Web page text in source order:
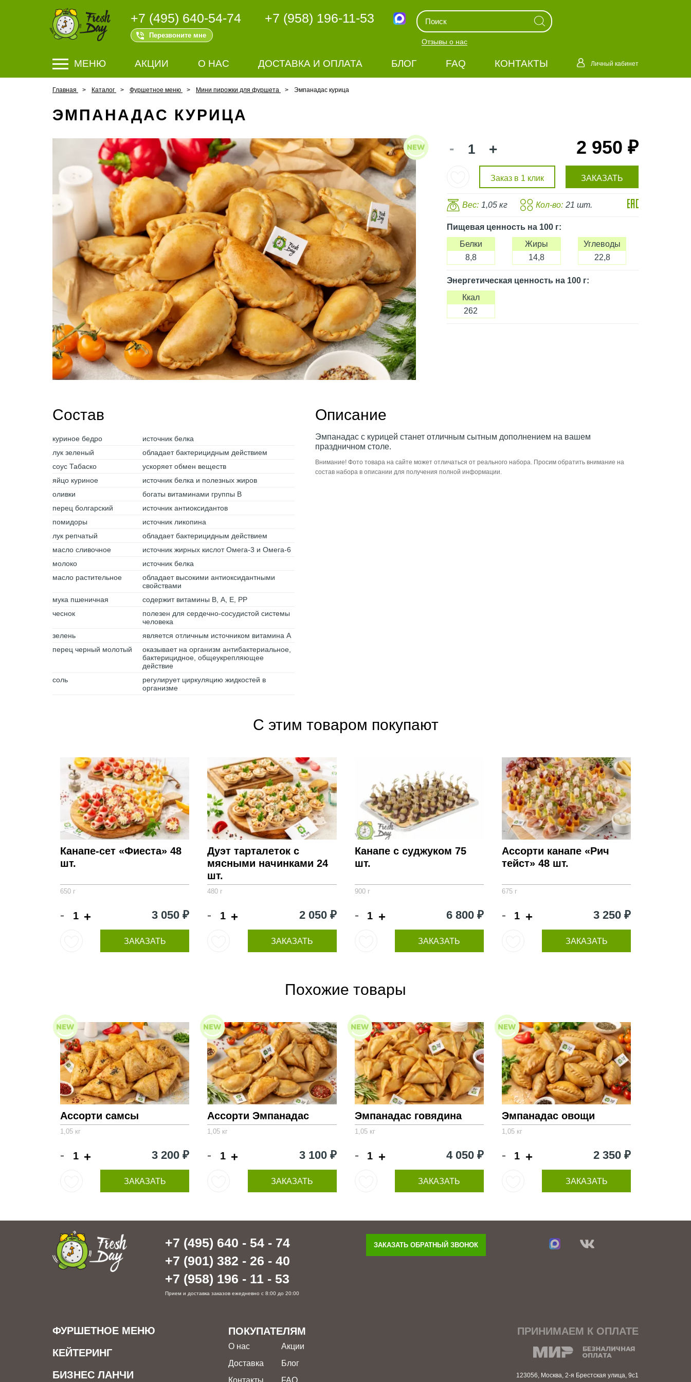
+7 (495) 640-54-74
Перезвоните мне
+7 (958) 196-11-53
Отзывы о нас
МЕНЮ АКЦИИ О НАС ДОСТАВКА И ОПЛАТА БЛОГ FAQ КОНТАКТЫ Личный кабинет
Главная Каталог Фуршетное меню Мини пирожки для фуршета Эмпанадас курица
ЭМПАНАДАС КУРИЦА
- + 2 950 ₽
Заказ в 1 клик ЗАКАЗАТЬ
Вес: 1,05 кг Кол-во: 21 шт.
Пищевая ценностьна 100 г:
Белки
8,8
Жиры
14,8
Углеводы
22,8
Энергетическая ценностьна 100 г:
Ккал
262
Состав
куриное бедро
источник белка
лук зеленый
обладает бактерицидным действием
соус Табаско
ускоряет обмен веществ
яйцо куриное
источник белка и полезных жиров
оливки
богаты витаминами группы В
перец болгарский
источник антиоксидантов
помидоры
источник ликопина
лук репчатый
обладает бактерицидным действием
масло сливочное
источник жирных кислот Омега-3 и Омега-6
молоко
источник белка
масло растительное
обладает высокими антиоксидантными
свойствами
мука пшеничная
содержит витамины В, А, Е, РР
чеснок
полезен для сердечно-сосудистой системы
человека
зелень
является отличным источником витамина А
перец черный молотый
оказывает на организм антибактериальное,
бактерицидное, общеукрепляющее
действие
соль
регулирует циркуляцию жидкостей в
организме
Описание
Эмпанадас с курицей станет отличным сытным дополнением на вашем
праздничном столе.
Внимание! Фото товара на сайте может отличаться от реального набора. Просим обратить внимание на
состав набора в описании для получения полной информации.
С этим товаром покупают
Канапе-сет «Фиеста» 48
шт.
650 г
- + 3 050 ₽
ЗАКАЗАТЬ
Дуэт тарталеток с
мясными начинками 24
шт.
480 г
- + 2 050 ₽
ЗАКАЗАТЬ
Канапе с суджуком 75
шт.
900 г
- + 6 800 ₽
ЗАКАЗАТЬ
Ассорти канапе «Рич
тейст» 48 шт.
675 г
- + 3 250 ₽
ЗАКАЗАТЬ
Похожие товары
Ассорти самсы
1,05 кг
- + 3 200 ₽
ЗАКАЗАТЬ
Ассорти Эмпанадас
1,05 кг
- + 3 100 ₽
ЗАКАЗАТЬ
Эмпанадас говядина
1,05 кг
- + 4 050 ₽
ЗАКАЗАТЬ
Эмпанадас овощи
1,05 кг
- + 2 350 ₽
ЗАКАЗАТЬ
+7 (495) 640 - 54 - 74
+7 (901) 382 - 26 - 40
+7 (958) 196 - 11 - 53
Прием и доставка заказов ежедневно с 8:00 до 20:00
ЗАКАЗАТЬ ОБРАТНЫЙ ЗВОНОК
ФУРШЕТНОЕ МЕНЮ
КЕЙТЕРИНГ
БИЗНЕС ЛАНЧИ
ПОКУПАТЕЛЯМ
О нас
Доставка
Контакты
Акции
Блог
FAQ
ПРИНИМАЕМ К ОПЛАТЕ
123056, Москва, 2-я Брестская улица, 9с1